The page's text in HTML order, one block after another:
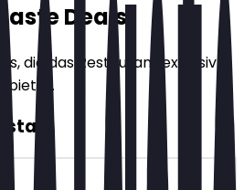
Deals
die das Restaurant exklusiv